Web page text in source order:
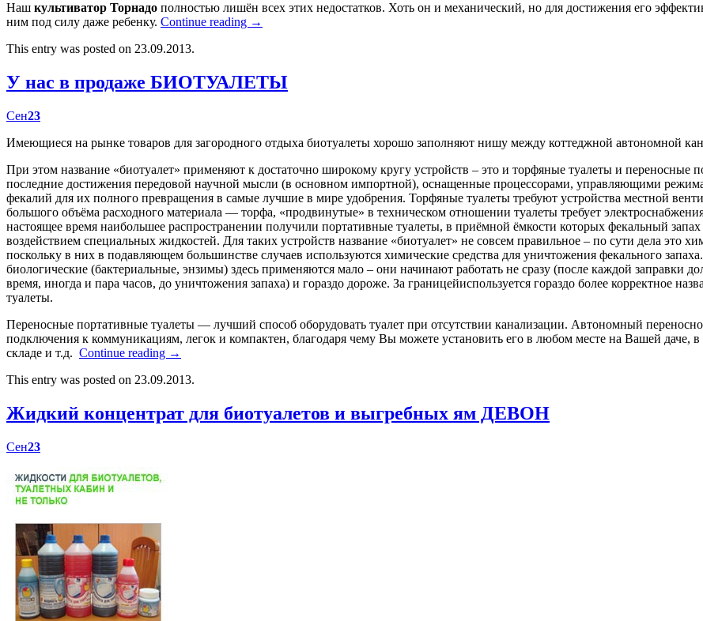
Наш культиватор Торнадо полностью лишён всех этих недостатков. Хоть он и механический, но для достижения его
ним под силу даже ребенку. Continue reading →
This entry was posted on 23.09.2013.
У нас в продаже БИОТУАЛЕТЫ
Сен23
Имеющиеся на рынке товаров для загородного отдыха биотуалеты хорошо заполняют нишу между коттеджной автономной
При этом название «биотуалет» применяют к достаточно широкому кругу устройств – это и торфяные туалеты и переносные
последние достижения передовой научной мысли (в основном импортной), оснащенные процессорами, управляющими
фекалий для их полного превращения в самые лучшие в мире удобрения. Торфяные туалеты требуют устройства местной
большого объёма расходного материала — торфа, «продвинутые» в техническом отношении туалеты требует
настоящее время наибольшее распространении получили портативные туалеты, в приёмной ёмкости которых фекальный запах
воздействием специальных жидкостей. Для таких устройств название «биотуалет» не совсем правильное – по сути дела это
поскольку в них в подавляющем большинстве случаев используются химические средства для уничтожения фекального
биологические (бактериальные, энзимы) здесь применяются мало – они начинают работать не сразу (после каждой заправки
время, иногда и пара часов, до уничтожения запаха) и гораздо дороже. За границейиспользуется гораздо более корректное
туалеты.
Переносные портативные туалеты — лучший способ оборудовать туалет при отсутствии канализации. Автономный
подключения к коммуникациям, легок и компактен, благодаря чему Вы можете установить его в любом месте на Вашей даче, в
складе и т.д. Continue reading →
This entry was posted on 23.09.2013.
Жидкий концентрат для биотуалетов и выгребных ям ДЕВОН
Сен23